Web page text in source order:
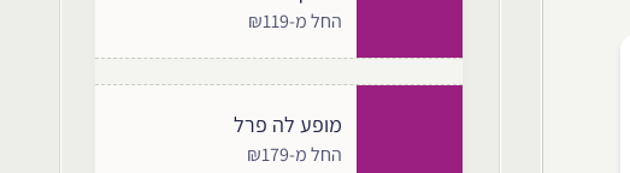
החל מ-₪119
מופע לה פרל
החל מ-₪179